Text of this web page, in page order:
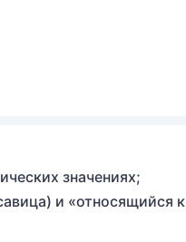
значениях;
и «относящийся к